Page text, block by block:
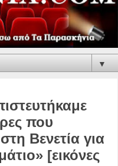
▼
που
Βενετία για
[εικόνες